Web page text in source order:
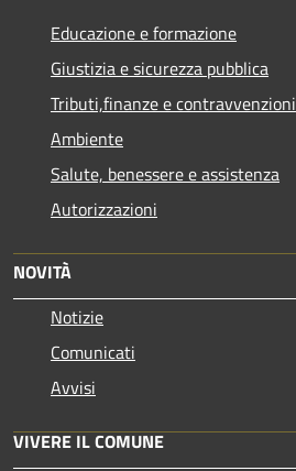
Educazione e formazione
Giustizia e sicurezza pubblica
Tributi,finanze e contravvenzioni
Ambiente
Salute, benessere e assistenza
Autorizzazioni
NOVITÀ
Notizie
Comunicati
Avvisi
VIVERE IL COMUNE